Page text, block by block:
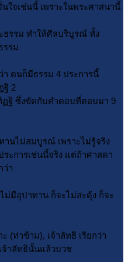
ช่นนี้ เพราะในพระศาสนานี้
ธรรม ทำให้ศีลบริบูรณ์ ทั้ง
รรม
นก็มีธรรม 4 ประการนี้
ฐิ 2
ฏฐิ ซึ่งขัดกับคำตอบที่ตอบมา 9
ม่สมบูรณ์ เพราะไม่รู้จริง
ารเช่นนี้จริง แต่ถ้าศาสดา
ว่า
ปาทาน ก็จะไม่สะดุ้ง ก็จะ
าข้าม), เจ้าลัทธิ เรียกว่า
จ้าลัทธินั้นแล้วบวช